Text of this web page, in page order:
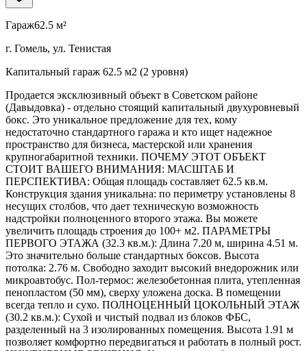
Гараж62.5 м²
г. Гомель, ул. Тенистая
Капитальный гараж 62.5 м2 (2 уровня)
Продается эксклюзивный объект в Советском районе
(Давыдовка) - отдельно стоящий капитальный двухуровневый
бокс. Это уникальное предложение для тех, кому
недостаточно стандартного гаража и кто ищет надежное
пространство для бизнеса, мастерской или хранения
крупногабаритной техники. ПОЧЕМУ ЭТОТ ОБЪЕКТ
СТОИТ ВАШЕГО ВНИМАНИЯ: МАСШТАБ И
ПЕРСПЕКТИВА: Общая площадь составляет 62.5 кв.м.
Конструкция здания уникальна: по периметру установлены 8
несущих столбов, что дает техническую возможность
надстройки полноценного второго этажа. Вы можете
увеличить площадь строения до 100+ м2. ПАРАМЕТРЫ
ПЕРВОГО ЭТАЖА (32.3 кв.м.): Длина 7.20 м, ширина 4.51 м.
Это значительно больше стандартных боксов. Высота
потолка: 2.76 м. Свободно заходит высокий внедорожник или
микроавтобус. Пол-термос: железобетонная плита, утепленная
пенопластом (50 мм), сверху уложена доска. В помещении
всегда тепло и сухо. ПОЛНОЦЕННЫЙ ЦОКОЛЬНЫЙ ЭТАЖ
(30.2 кв.м.): Сухой и чистый подвал из блоков ФБС,
разделенный на 3 изолированных помещения. Высота 1.91 м
позволяет комфортно передвигаться и работать в полный рост.